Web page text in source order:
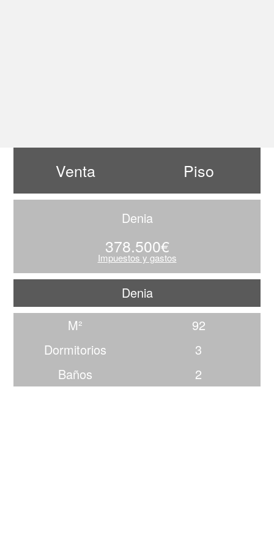
Venta Piso
Denia
378.500€
Impuestos y gastos
Denia
M²
92
Dormitorios
3
Baños
2